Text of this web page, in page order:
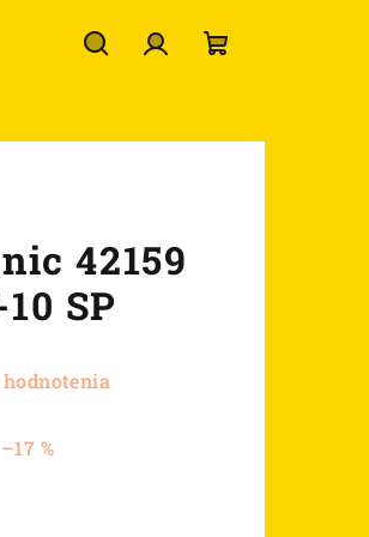
košík
42159
SP
–17 %